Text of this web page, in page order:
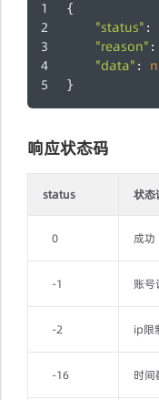
{
"status" :
"reason" :
"data" :
}
响应状态码
status 状态
0 成功
-1 账号
-2 ip限
-16 时间